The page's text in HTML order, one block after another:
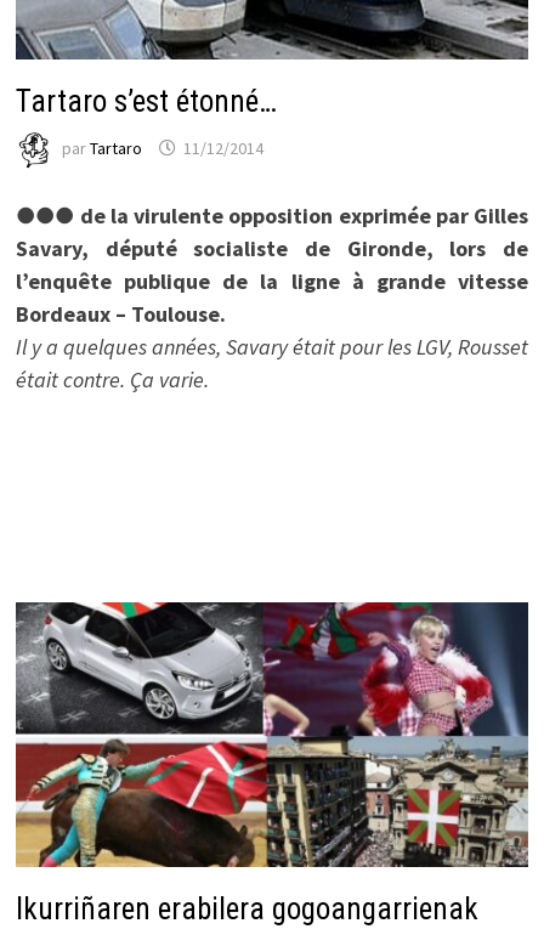
Tartaro s’est étonné…
parTartaro 11/12/2014
●●● de la virulente opposition exprimée par Gilles
Savary, député socialiste de Gironde, lors de
l’enquête publique de la ligne à grande vitesse
Bordeaux – Toulouse.
Il y a quelques années, Savary était pour les LGV, Rousset
était contre. Ça varie.
Ikurriñaren erabilera gogoangarrienak